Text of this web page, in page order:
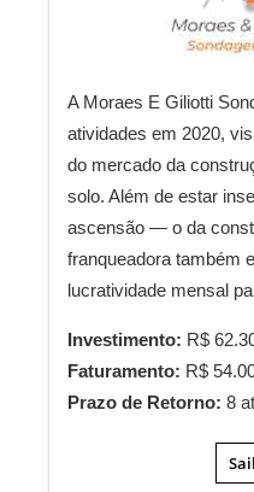
A Moraes E Giliotti
atividades em 2020,
do mercado da
solo. Além de estar
ascensão — o da
franqueadora também
lucratividade mensal
Investimento: R$
Faturamento: R$
Prazo de Retorno: 8